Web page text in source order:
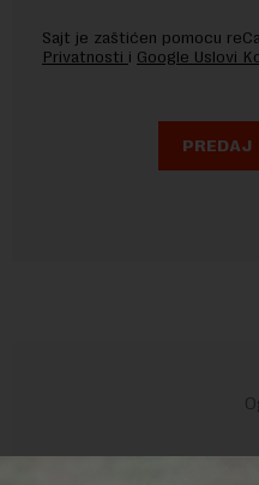
Sajt je zaštićen pomocu
Privatnosti i Google Uslovi